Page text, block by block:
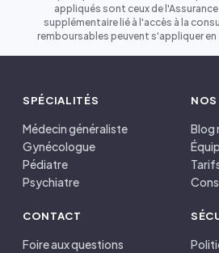
appliqués sont ceux de
supplémentaire lié à l'accès à la
remboursables peuvent s'appliquer
SPÉCIALITÉS
Médecin généraliste
Gynécologue
Pédiatre
Psychiatre
NOS
Blog
CONTACT
Foire aux questions